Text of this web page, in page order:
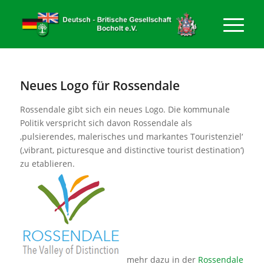
Neues Logo für Rossendale
Rossendale gibt sich ein neues Logo. Die kommunale
Politik verspricht sich davon Rossendale als
‚pulsierendes, malerisches und markantes Touristenziel‘
(‚vibrant, picturesque and distinctive tourist destination‘)
zu etablieren.
mehr dazu in der Rossendale